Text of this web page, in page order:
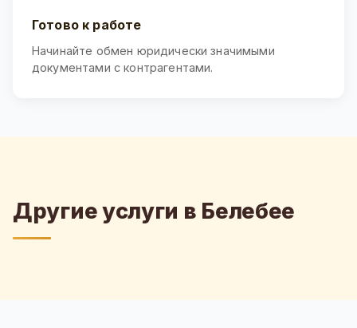
Готово к работе
Начинайте обмен юридически значимыми
документами с контрагентами.
Другие услуги в Белебее